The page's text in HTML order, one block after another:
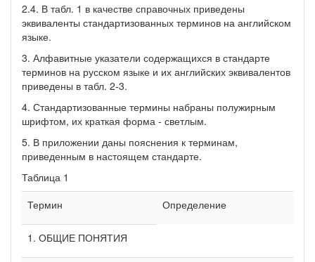
2.4. В табл. 1 в качестве справочных приведены
эквиваленты стандартизованных терминов на английском
языке.
3. Алфавитные указатели содержащихся в стандарте
терминов на русском языке и их английских эквивалентов
приведены в табл. 2-3.
4. Стандартизованные термины набраны полужирным
шрифтом, их краткая форма - светлым.
5. В приложении даны пояснения к терминам,
приведенным в настоящем стандарте.
Таблица 1
Термин
Определение
1. ОБЩИЕ ПОНЯТИЯ